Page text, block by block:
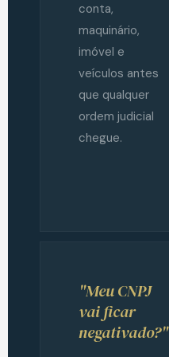
conta,
maquinário,
imóvel e
veículos antes
que qualquer
ordem judicial
chegue.
"Meu CNPJ
vai ficar
negativado?"